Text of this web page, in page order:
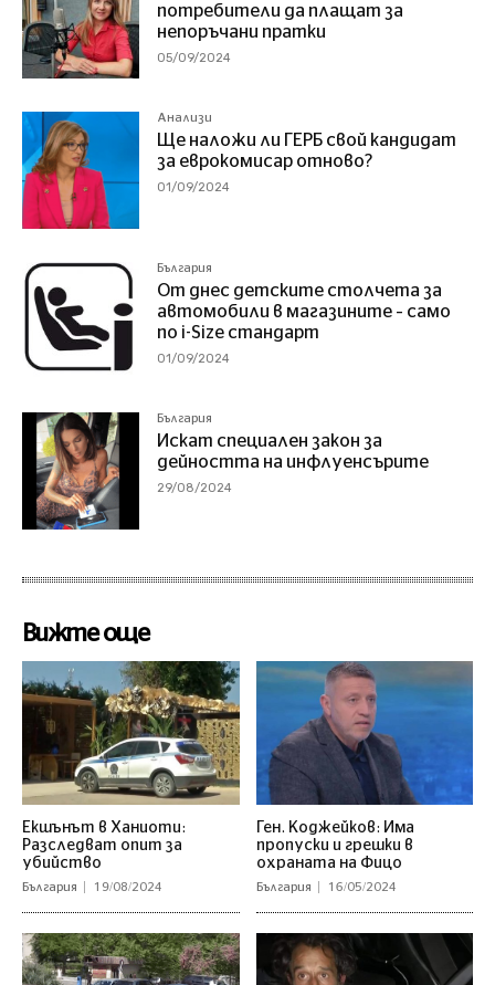
потребители да плащат за
непоръчани пратки
05/09/2024
Анализи
Ще наложи ли ГЕРБ свой кандидат
за еврокомисар отново?
01/09/2024
България
От днес детските столчета за
автомобили в магазините – само
по i-Size стандарт
01/09/2024
България
Искат специален закон за
дейността на инфлуенсърите
29/08/2024
Вижте още
Екшънът в Ханиоти:
Разследват опит за
убийство
България 19/08/2024
Ген. Коджейков: Има
пропуски и грешки в
охраната на Фицо
България 16/05/2024